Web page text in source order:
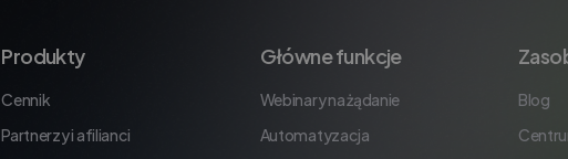
Produkty
Cennik
Partnerzy i afilianci
Główne funkcje
Webinary na żądanie
Automatyzacja
Blog